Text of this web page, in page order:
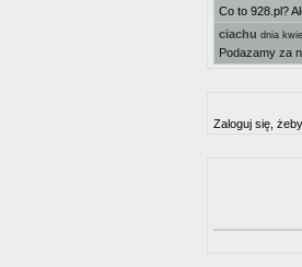
Co to 928.pl?
ciachu dnia
Podazamy za
Zaloguj się,